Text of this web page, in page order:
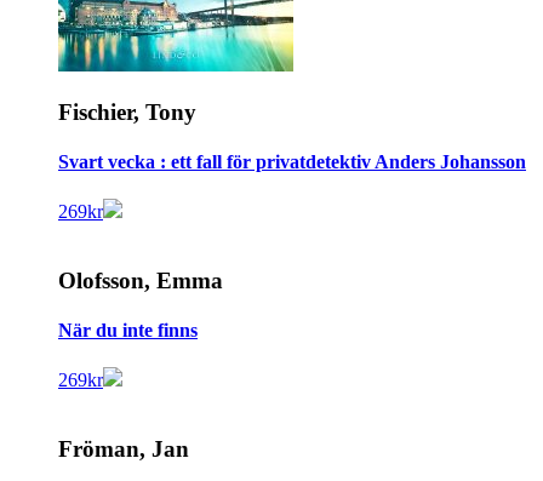
Fischier, Tony
Svart vecka : ett fall för privatdetektiv Anders Johansson
269kr
Olofsson, Emma
När du inte finns
269kr
Fröman, Jan